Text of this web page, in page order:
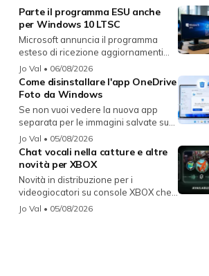
Parte il programma ESU anche
per Windows 10 LTSC
Microsoft annuncia il programma
esteso di ricezione aggiornamenti
per...
Jo Val • 06/08/2026
Come disinstallare l'app OneDrive
Foto da Windows
Se non vuoi vedere la nuova app
separata per le immagini salvate su
On...
Jo Val • 05/08/2026
Chat vocali nella catture e altre
novità per XBOX
Novità in distribuzione per i
videogiocatori su console XBOX che
migli...
Jo Val • 05/08/2026